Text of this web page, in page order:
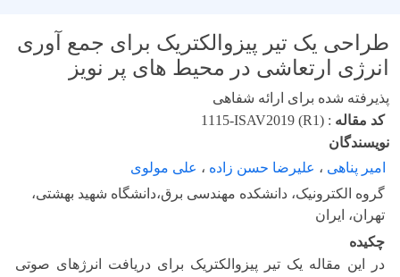
طراحی یک تیر پیزوالکتریک برای جمع آوری
انرژی ارتعاشی در محیط های پر نویز
پذیرفته شده برای ارائه شفاهی
کد مقاله :
1115-ISAV2019 (R1)
نویسندگان
امیر پناهی ، علیرضا حسن زاده ، علی مولوی
گروه الکترونیک، دانشکده مهندسی برق،دانشگاه شهید بهشتی،
تهران، ایران
چکیده
در این مقاله یک تیر پیزوالکتریک برای دریافت انرژهای صوتی